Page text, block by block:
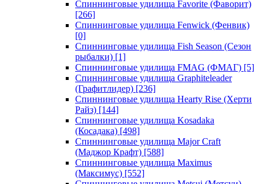
Спиннинговые удилища Favorite (Фаворит)
[266]
Спиннинговые удилища Fenwick (Фенвик)
[0]
Спиннинговые удилища Fish Season (Сезон
рыбалки) [1]
Спиннинговые удилища FMAG (ФМАГ) [5]
Спиннинговые удилища Graphiteleader
(Графитлидер) [236]
Спиннинговые удилища Hearty Rise (Херти
Райз) [144]
Спиннинговые удилища Kosadaka
(Косадака) [498]
Спиннинговые удилища Major Craft
(Маджор Крафт) [588]
Спиннинговые удилища Maximus
(Максимус) [552]